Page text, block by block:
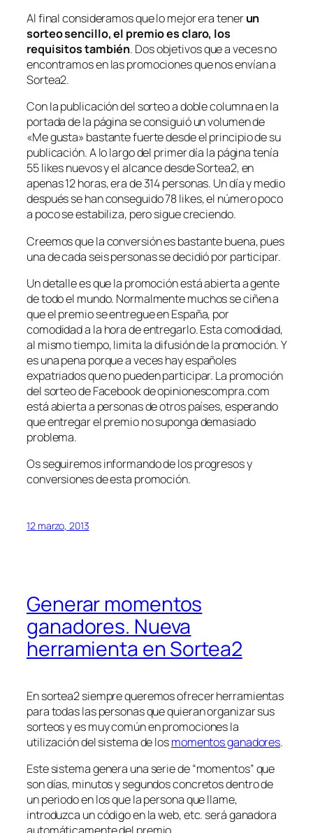
Al final consideramos que lo mejor era tenerun
sorteo sencillo, el premio es claro, los
requisitos también. Dos objetivos que a veces no
encontramos en las promociones que nos envían a
Sortea2.
Con la publicación del sorteo a doble columna en la
portada de la página se consiguió un volumen de
«Me gusta» bastante fuerte desde el principio de su
publicación. A lo largo del primer día la página tenía
55 likes nuevos y el alcance desde Sortea2, en
apenas 12 horas, era de 314 personas. Un día y medio
después se han conseguido 78 likes, el número poco
a poco se estabiliza, pero sigue creciendo.
Creemos que la conversión es bastante buena, pues
una de cada seis personas se decidió por participar.
Un detalle es que la promoción está abierta a gente
de todo el mundo. Normalmente muchos se ciñen a
que el premio se entregue en España, por
comodidad a la hora de entregarlo. Esta comodidad,
al mismo tiempo, limita la difusión de la promoción. Y
es una pena porque a veces hay españoles
expatriados que no pueden participar. La promoción
del sorteo de Facebook de opinionescompra.com
está abierta a personas de otros países, esperando
que entregar el premio no suponga demasiado
problema.
Os seguiremos informando de los progresos y
conversiones de esta promoción.
12 marzo, 2013
Generar momentos
ganadores. Nueva
herramienta en Sortea2
En sortea2 siempre queremos ofrecer herramientas
para todas las personas que quieran organizar sus
sorteos y es muy común en promociones la
utilización del sistema de losmomentos ganadores.
Este sistema genera una serie de “momentos” que
son días, minutos y segundos concretos dentro de
un periodo en los que la persona que llame,
introduzca un código en la web, etc. será ganadora